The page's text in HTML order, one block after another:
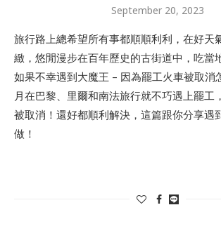
September 20, 2023
旅行路上總希望所有事都順順利利，在好天
緻，悠閒漫步在百年歷史的古街道中，吃當
如果不幸遇到大魔王 – 因為罷工火車被取消
月在巴黎、里爾和南法旅行就不巧遇上罷工
被取消！還好都順利解決，這篇跟你分享遇
做！